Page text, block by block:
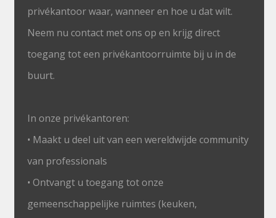
privékantoor waar, wanneer en hoe u dat wilt.
Neem nu contact met ons op en krijg direct
toegang tot een privékantoorruimte bij u in de
buurt.
In onze privékantoren:
• Maakt u deel uit van een wereldwijde community
van professionals
• Ontvangt u toegang tot onze
gemeenschappelijke ruimtes (keuken,